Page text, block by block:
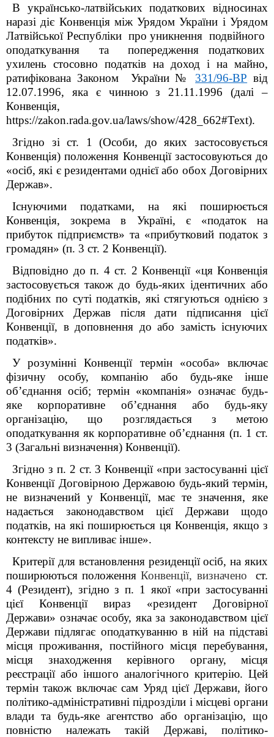
В українсько-латвійських податкових відносинах
наразі діє Конвенція між Урядом України і Урядом
Латвійської Республіки про уникнення подвійного
оподаткування та попередження податкових
ухилень стосовно податків на доход і на майно,
ратифікована Законом України № 331/96-ВР від
12.07.1996, яка є чинною з 21.11.1996 (далі –
Конвенція,
https://zakon.rada.gov.ua/laws/show/428_662#Text).
Згідно зі ст. 1 (Особи, до яких застосовується
Конвенція) положення Конвенції застосовуються до
«осіб, які є резидентами однієї або обох Договірних
Держав».
Існуючими податками, на які поширюється
Конвенція, зокрема в Україні, є «податок на
прибуток підприємств» та «прибутковий податок з
громадян» (п. 3 ст. 2 Конвенції).
Відповідно до п. 4 ст. 2 Конвенції «ця Конвенція
застосовується також до будь-яких ідентичних або
подібних по суті податків, які стягуються однією з
Договірних Держав після дати підписання цієї
Конвенції, в доповнення до або замість існуючих
податків».
У розумінні Конвенції термін «особа» включає
фізичну особу, компанію або будь-яке інше
об’єднання осіб; термін «компанія» означає будь-
яке корпоративне об’єднання або будь-яку
організацію, що розглядається з метою
оподаткування як корпоративне обʼєднання (п. 1 ст.
3 (Загальні визначення) Конвенції).
Згідно з п. 2 ст. 3 Конвенції «при застосуванні цієї
Конвенції Договірною Державою будь-який термін,
не визначений у Конвенції, має те значення, яке
надається законодавством цієї Держави щодо
податків, на які поширюється ця Конвенція, якщо з
контексту не випливає інше».
Критерії для встановлення резиденції осіб, на яких
поширюються положення Конвенції, визначено
ст.
4 (Резидент), згідно з п. 1 якої «при застосуванні
цієї Конвенції вираз «резидент Договірної
Держави» означає особу, яка за законодавством цієї
Держави підлягає оподаткуванню в ній на підставі
місця проживання, постійного місця перебування,
місця знаходження керівного органу, місця
реєстрації або іншого аналогічного критерію. Цей
термін також включає сам Уряд цієї Держави, його
політико-адміністративні підрозділи і місцеві органи
влади та будь-яке агентство або організацію, що
повністю належать такій Державі, політико-